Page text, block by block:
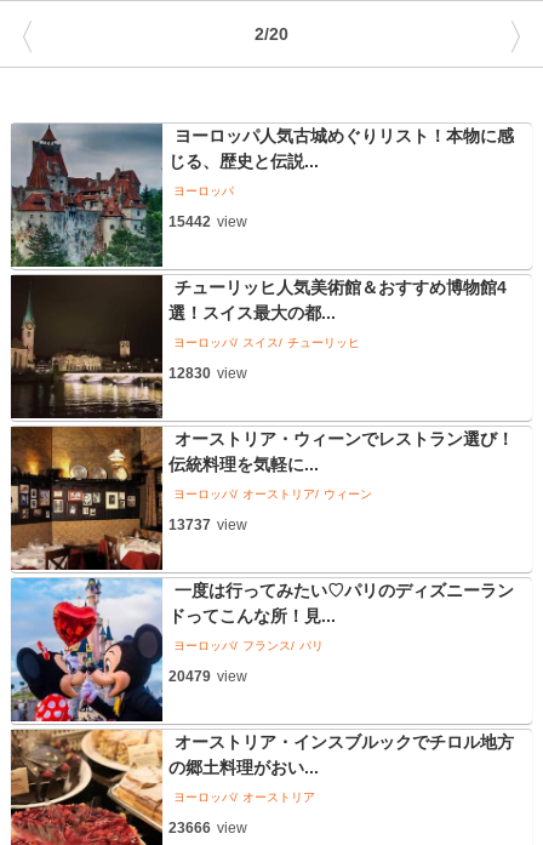
2/20
〈 〉
ヨーロッパ人気古城めぐりリスト！本物に感
じる、歴史と伝説...
ヨーロッパ
15442 view
チューリッヒ人気美術館＆おすすめ博物館4
選！スイス最大の都...
ヨーロッパ スイス チューリッヒ
12830 view
オーストリア・ウィーンでレストラン選び！
伝統料理を気軽に...
ヨーロッパ オーストリア ウィーン
13737 view
一度は行ってみたい♡パリのディズニーラン
ドってこんな所！見...
ヨーロッパ フランス パリ
20479 view
オーストリア・インスブルックでチロル地方
の郷土料理がおい...
ヨーロッパ オーストリア
23666 view